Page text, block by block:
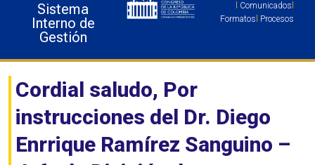
Sistema
Interno de
Gestión
Comunicados
Formatos Procesos
Cordial saludo, Por
instrucciones del Dr. Diego
Enrrique Ramírez Sanguino –